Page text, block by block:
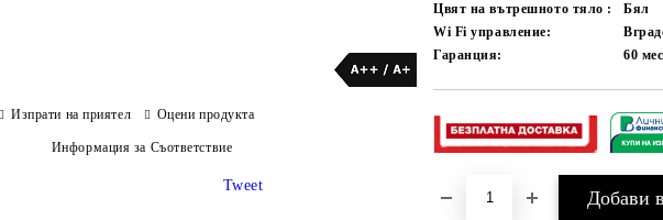
Цвят на вътрешното тяло :
Бял
Wi Fi управление:
Гаранция:
60
Изпрати на приятел Оцени продукта
Информация за Съответствие
Tweet